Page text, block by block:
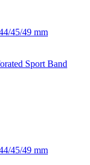
Sport Band